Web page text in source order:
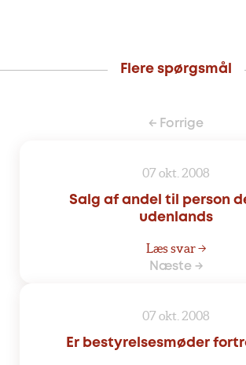
Flere spørgsmål
← Forrige
07 okt. 2008
Salg af andel til person
udenlands
Læs svar →
Næste →
07 okt. 2008
Er bestyrelsesmøder